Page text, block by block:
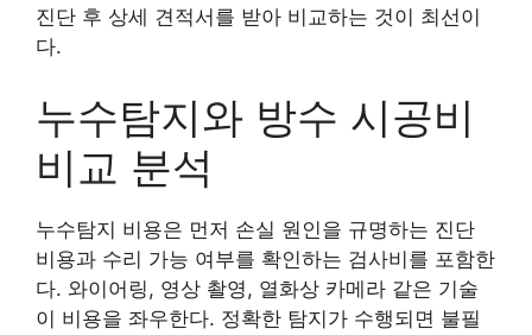
진단 후 상세 견적서를 받아 비교하는 것이 최선이
다.
누수탐지와 방수 시공비
비교 분석
누수탐지 비용은 먼저 손실 원인을 규명하는 진단
비용과 수리 가능 여부를 확인하는 검사비를 포함한
다. 와이어링, 영상 촬영, 열화상 카메라 같은 기술
이 비용을 좌우한다. 정확한 탐지가 수행되면 불필